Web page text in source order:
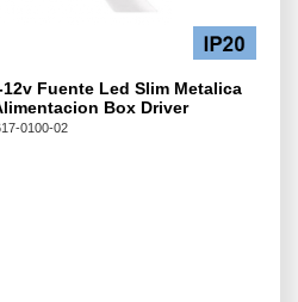
Fuente Led Slim Metalica
Box Driver
0100-02